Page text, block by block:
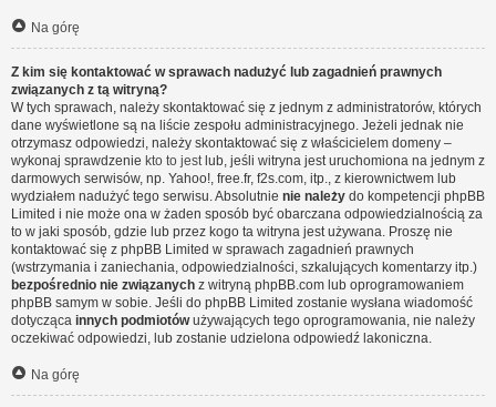
Na górę
Z kim się kontaktować w sprawach nadużyć lub zagadnień prawnych
związanych z tą witryną?
W tych sprawach, należy skontaktować się z jednym z administratorów, których
dane wyświetlone są na liście zespołu administracyjnego. Jeżeli jednak nie
otrzymasz odpowiedzi, należy skontaktować się z właścicielem domeny –
wykonaj sprawdzenie kto to jestlub, jeśli witryna jest uruchomiona na jednym z
darmowych serwisów, np. Yahoo!, free.fr, f2s.com, itp., z kierownictwem lub
wydziałem nadużyć tego serwisu. Absolutnie nie należy do kompetencji phpBB
Limited i nie może ona w żaden sposób być obarczana odpowiedzialnością za
to w jaki sposób, gdzie lub przez kogo ta witryna jest używana. Proszę nie
kontaktować się z phpBB Limited w sprawach zagadnień prawnych
(wstrzymania i zaniechania, odpowiedzialności, szkalujących komentarzy itp.)
bezpośrednio nie związanych z witryną phpBB.com lub oprogramowaniem
phpBB samym w sobie. Jeśli do phpBB Limited zostanie wysłana wiadomość
dotycząca innych podmiotówużywających tego oprogramowania, nie należy
oczekiwać odpowiedzi, lub zostanie udzielona odpowiedź lakoniczna.
Na górę